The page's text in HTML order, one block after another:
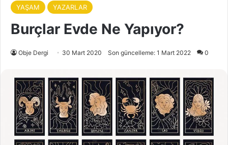
YAŞAM
YAZARLAR
Burçlar Evde Ne Yapıyor?
Obje Dergi 30 Mart 2020 Son güncelleme: 1 Mart 2022 0